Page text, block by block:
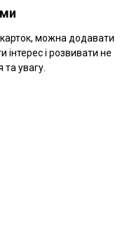
можна додавати
інтерес і розвивати не
увагу.